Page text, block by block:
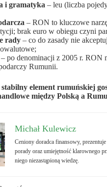
i gramatyka – leu (liczba
– RON to kluczowe
brak euro w obiegu czyni
rady – co do zasady nie
– po denominacji z 2005 r. RON
Rumunii.
element rumuńskiej
między Polską a
Michał Kulewicz
Ceniony doradca finansowy,
porady oraz umiejętność klarownego
niego niezastąpioną wiedzę.